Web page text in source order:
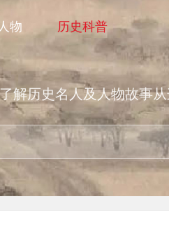
物 历史科普
了解历史名人及人物故事